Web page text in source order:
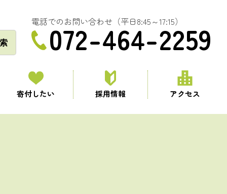
電話でのお問い合わせ（平日8:45～17:15）
072-464-2259
寄付したい 採用情報 アクセス